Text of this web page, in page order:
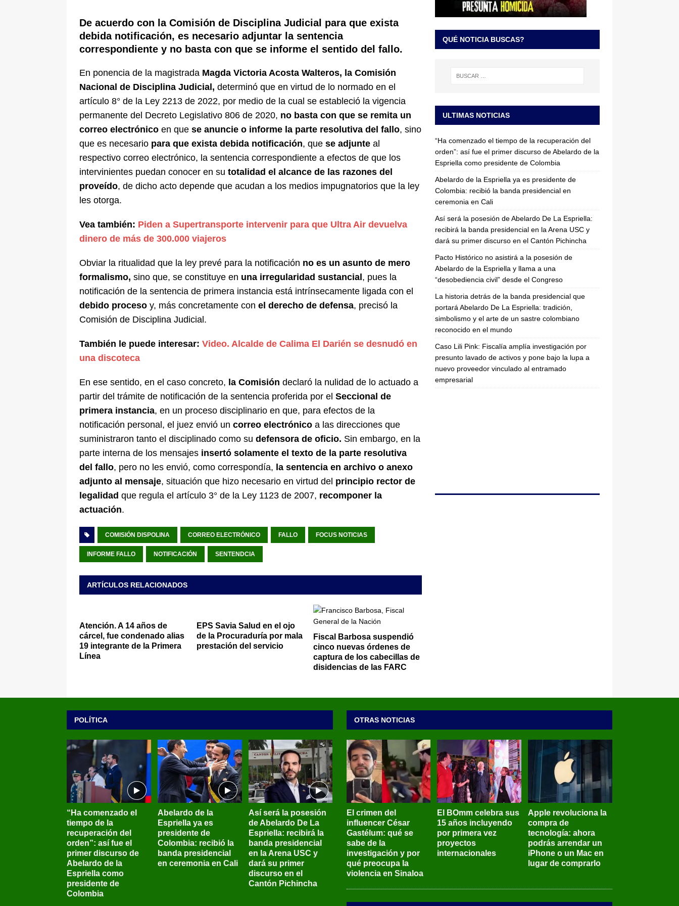
Espriella: tradición, simbolismo y el arte de un sastre colombiano reconocido en el mundo LO
ÚLTIMO
De acuerdo con la Comisión de Disciplina Judicial para que exista
debida notificación, es necesario adjuntar la sentencia
correspondiente y no basta con que se informe el sentido del fallo.
En ponencia de la magistrada Magda Victoria Acosta Walteros, la Comisión
Nacional de Disciplina Judicial, determinó que en virtud de lo normado en el
artículo 8° de la Ley 2213 de 2022, por medio de la cual se estableció la vigencia
permanente del Decreto Legislativo 806 de 2020, no basta con que se remita un
correo electrónico en que se anuncie o informe la parte resolutiva del fallo, sino
que es necesario para que exista debida notificación, que se adjunte al
respectivo correo electrónico, la sentencia correspondiente a efectos de que los
intervinientes puedan conocer en su totalidad el alcance de las razones del
proveído, de dicho acto depende que acudan a los medios impugnatorios que la ley
les otorga.
Vea también: Piden a Supertransporte intervenir para que Ultra Air devuelva
dinero de más de 300.000 viajeros
Obviar la ritualidad que la ley prevé para la notificación no es un asunto de mero
formalismo, sino que, se constituye en una irregularidad sustancial , pues la
notificación de la sentencia de primera instancia está intrínsecamente ligada con el
debido proceso y, más concretamente con el derecho de defensa, precisó la
Comisión de Disciplina Judicial.
También le puede interesar: Video. Alcalde de Calima El Darién se desnudó en
una discoteca
En ese sentido, en el caso concreto, la Comisión declaró la nulidad de lo actuado a
partir del trámite de notificación de la sentencia proferida por el Seccional de
primera instancia, en un proceso disciplinario en que, para efectos de la
notificación personal, el juez envió un correo electrónico a las direcciones que
suministraron tanto el disciplinado como su defensora de oficio. Sin embargo, en la
parte interna de los mensajes insertó solamente el texto de la parte resolutiva
del fallo, pero no les envió, como correspondía, la sentencia en archivo o anexo
adjunto al mensaje, situación que hizo necesario en virtud del principio rector de
legalidad que regula el artículo 3° de la Ley 1123 de 2007, recomponer la
actuación.
COMISIÓN DISPOLINA CORREO ELECTRÓNICO FALLO FOCUS NOTICIAS
INFORME FALLO NOTIFICACIÓN SENTENDCIA
ARTÍCULOS RELACIONADOS
Atención. A 14 años de
cárcel, fue condenado alias
19 integrante de la Primera
Línea
EPS Savia Salud en el ojo
de la Procuraduría por mala
prestación del servicio
Fiscal Barbosa suspendió
cinco nuevas órdenes de
captura de los cabecillas de
disidencias de las FARC
QUÉ NOTICIA BUSCAS?
ULTIMAS NOTICIAS
“Ha comenzado el tiempo de la recuperación del
orden”: así fue el primer discurso de Abelardo de la
Espriella como presidente de Colombia
Abelardo de la Espriella ya es presidente de
Colombia: recibió la banda presidencial en
ceremonia en Cali
Así será la posesión de Abelardo De La Espriella:
recibirá la banda presidencial en la Arena USC y
dará su primer discurso en el Cantón Pichincha
Pacto Histórico no asistirá a la posesión de
Abelardo de la Espriella y llama a una
“desobediencia civil” desde el Congreso
La historia detrás de la banda presidencial que
portará Abelardo De La Espriella: tradición,
simbolismo y el arte de un sastre colombiano
reconocido en el mundo
Caso Lili Pink: Fiscalía amplía investigación por
presunto lavado de activos y pone bajo la lupa a
nuevo proveedor vinculado al entramado
empresarial
POLÍTICA
“Ha comenzado el
tiempo de la
recuperación del
orden”: así fue el
primer discurso de
Abelardo de la
Espriella como
presidente de
Colombia
Abelardo de la
Espriella ya es
presidente de
Colombia: recibió la
banda presidencial
en ceremonia en Cali
Así será la posesión
de Abelardo De La
Espriella: recibirá la
banda presidencial
en la Arena USC y
dará su primer
discurso en el
Cantón Pichincha
OTRAS NOTICIAS
El crimen del
influencer César
Gastélum: qué se
sabe de la
investigación y por
qué preocupa la
violencia en Sinaloa
El BOmm celebra sus
15 años incluyendo
por primera vez
proyectos
internacionales
Apple revoluciona la
compra de
tecnología: ahora
podrás arrendar un
iPhone o un Mac en
lugar de comprarlo